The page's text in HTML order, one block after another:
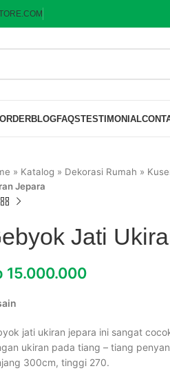
BLOGFAQSTESTIMONIAL
» Katalog » Dekorasi Rumah »
Jepara
Jati
15.000.000
jati ukiran jepara ini sangat
ukiran pada tiang – tiang
300cm, tinggi 270.